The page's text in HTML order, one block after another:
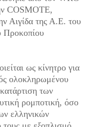
COSMOTE,
Αιγίδα της Α.Ε. του
Προκοπίου
ως κίνητρο για
ολοκληρωμένου
των
ρομποτική, όσο
ελληνικών